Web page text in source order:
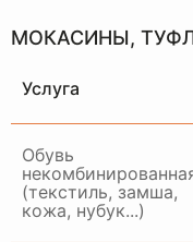
МОКАСИНЫ,
Услуга
Обувь
(текстиль, замша,
кожа, нубук...)